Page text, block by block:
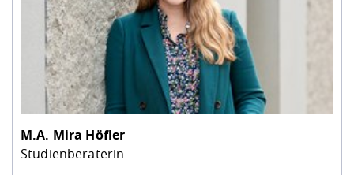
M.A. Mira Höfler
Studienberaterin